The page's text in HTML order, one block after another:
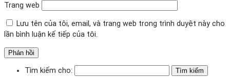
Trang web
Lưu tên của tôi, email, và trang web trong trình duyệt này cho
lần bình luận kế tiếp của tôi.
Tìm kiếm cho: